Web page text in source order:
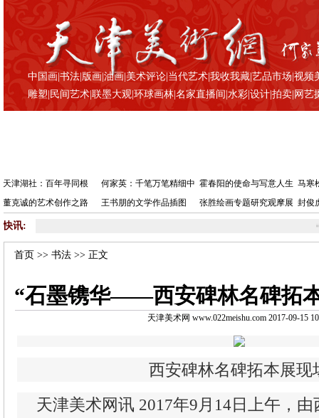
中国画 |书法 版画 |油画 |美术评论 当代艺术 |我收我藏 |艺品市场 |视频
雕塑 民间艺术 |联墨大观 |环球画林 |名家直播间 |水彩 |设计 |拍卖 网艺
天津湖社：百年寻同根 何家英：千笔万笔精细中 霍春阳的使命与写意人生 马寒
董克诚的艺术创作之路
王书朋的文学作品插图 张胜绘画专题研究观摩展 封俊
快讯: “石墨
首页 >>书法 >> 正文
“石墨镌华——西安碑林名碑拓
天津美术网 www.022meishu.com 2017-09-15
西安碑林名碑拓本展现
天津美术网讯 2017年9月14日上午，